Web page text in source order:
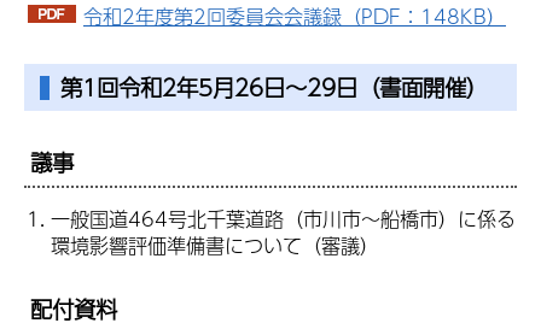
令和2年度第2回委員会会議録（PDF：148KB）
第1回令和2年5月26日～29日（書面開催）
議事
一般国道464号北千葉道路（市川市～船橋市）に係る
環境影響評価準備書について（審議）
配付資料